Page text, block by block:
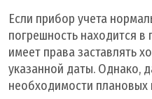
Если прибор учета
погрешность находится
имеет права заставлять
указанной даты. Однако,
необходимости плановых